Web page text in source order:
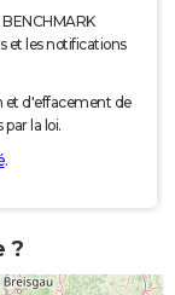
et les notifications
et d'effacement de
la loi.
.
?